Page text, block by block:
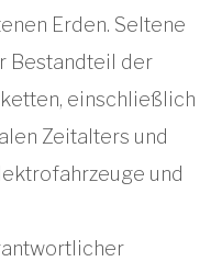
Erden. Seltene
Bestandteil der
einschließlich
Zeitalters und
und